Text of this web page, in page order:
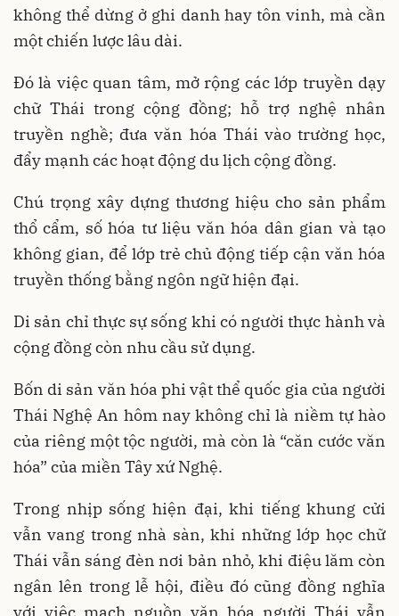
không thể dừng ở ghi danh hay tôn vinh, mà cần
một chiến lược lâu dài.
Đó là việc quan tâm, mở rộng các lớp truyền dạy
chữ Thái trong cộng đồng; hỗ trợ nghệ nhân
truyền nghề; đưa văn hóa Thái vào trường học,
đẩy mạnh các hoạt động du lịch cộng đồng.
Chú trọng xây dựng thương hiệu cho sản phẩm
thổ cẩm, số hóa tư liệu văn hóa dân gian và tạo
không gian, để lớp trẻ chủ động tiếp cận văn hóa
truyền thống bằng ngôn ngữ hiện đại.
Di sản chỉ thực sự sống khi có người thực hành và
cộng đồng còn nhu cầu sử dụng.
Bốn di sản văn hóa phi vật thể quốc gia của người
Thái Nghệ An hôm nay không chỉ là niềm tự hào
của riêng một tộc người, mà còn là “căn cước văn
hóa” của miền Tây xứ Nghệ.
Trong nhịp sống hiện đại, khi tiếng khung cửi
vẫn vang trong nhà sàn, khi những lớp học chữ
Thái vẫn sáng đèn nơi bản nhỏ, khi điệu lăm còn
ngân lên trong lễ hội, điều đó cũng đồng nghĩa
với việc mạch nguồn văn hóa người Thái vẫn